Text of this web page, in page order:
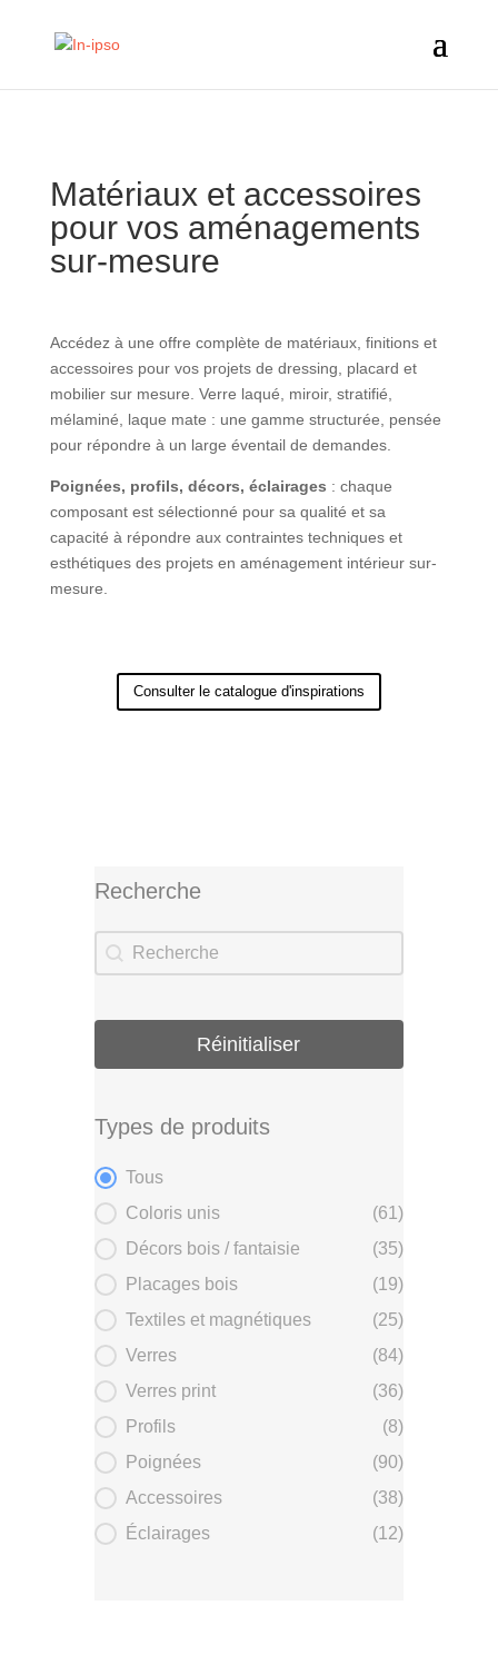
Matériaux et accessoires
pour vos aménagements
sur-mesure
Accédez à une offre complète de matériaux, finitions et
accessoires pour vos projets de dressing, placard et
mobilier sur mesure. Verre laqué, miroir, stratifié,
mélaminé, laque mate : une gamme structurée, pensée
pour répondre à un large éventail de demandes.
Poignées, profils, décors, éclairages : chaque
composant est sélectionné pour sa qualité et sa
capacité à répondre aux contraintes techniques et
esthétiques des projets en aménagement intérieur sur-
mesure.
Consulter le catalogue d'inspirations
Recherche
Recherche
Recherche
Réinitialiser
Types de produits
Types de produits
Tous
Coloris unis
(61)
Décors bois / fantaisie
(35)
Placages bois
(19)
Textiles et magnétiques
(25)
Verres
(84)
Verres print
(36)
Profils
(8)
Poignées
(90)
Accessoires
(38)
Éclairages
(12)